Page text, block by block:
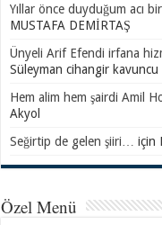
Yıllar önce duyduğum acı
MUSTAFA DEMİRTAŞ
Ünyeli Arif Efendi irfana
Süleyman cihangir kavuncu
Hem alim hem şairdi Amil
Akyol
Seğirtip de gelen şiiri…
için
Özel Menü